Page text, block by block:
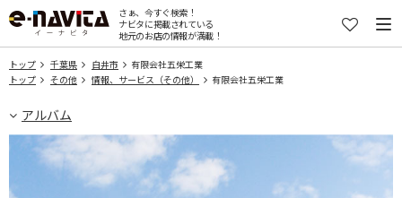
さぁ、今すぐ検索！
ナビタに掲載されている
地元のお店の情報が満載！
トップ 千葉県 白井市
有限会社五栄工業
トップ
その他 情報、サービス（その他） 有限会社五栄工業
アルバム